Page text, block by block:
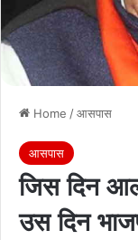
Home /आसपास
आसपास
जिस दिन
उस दिन